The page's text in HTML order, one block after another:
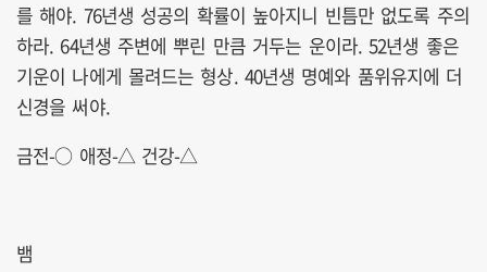
를 해야. 76년생 성공의 확률이 높아지니 빈틈만 없도록 주의
하라. 64년생 주변에 뿌린 만큼 거두는 운이라. 52년생 좋은
기운이 나에게 몰려드는 형상. 40년생 명예와 품위유지에 더
신경을 써야.
금전-○ 애정-△ 건강-△
뱀